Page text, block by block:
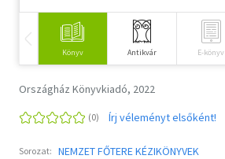
Történelem
Könyv Antikvár E-könyv
Országház Könyvkiadó, 2022
Írj véleményt elsőként!
Sorozat: NEMZET FŐTERE KÉZIKÖNYVEK